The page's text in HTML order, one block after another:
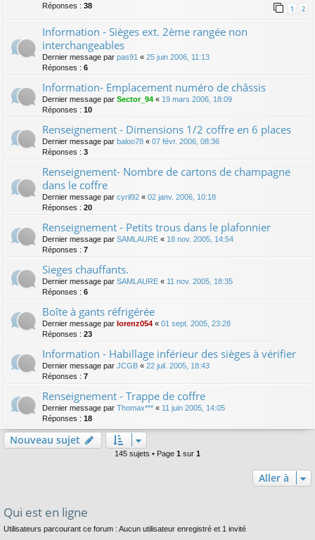
Réponses : 38 1 2
Information - Sièges ext. 2ème rangée non
interchangeables
Dernier message par pas91 « 25 juin 2006, 11:13
Réponses : 6
Information- Emplacement numéro de châssis
Dernier message par Sector_94 « 19 mars 2006, 18:09
Réponses : 10
Renseignement - Dimensions 1/2 coffre en 6 places
Dernier message par baloo78 « 07 févr. 2006, 08:36
Réponses : 3
Renseignement- Nombre de cartons de champagne
dans le coffre
Dernier message par cyril92 « 02 janv. 2006, 10:18
Réponses : 20
Renseignement - Petits trous dans le plafonnier
Dernier message par SAMLAURE « 18 nov. 2005, 14:54
Réponses : 7
Sieges chauffants.
Dernier message par SAMLAURE « 11 nov. 2005, 18:35
Réponses : 6
Boîte à gants réfrigérée
Dernier message par lorenz054 « 01 sept. 2005, 23:28
Réponses : 23
Information - Habillage inférieur des sièges à vérifier
Dernier message par JCGB « 22 juil. 2005, 18:43
Réponses : 7
Renseignement - Trappe de coffre
Dernier message par Thomax*** « 11 juin 2005, 14:05
Réponses : 18
Nouveau sujet
145 sujets • Page 1 sur 1
Aller à
Qui est en ligne
Utilisateurs parcourant ce forum : Aucun utilisateur enregistré et 1 invité